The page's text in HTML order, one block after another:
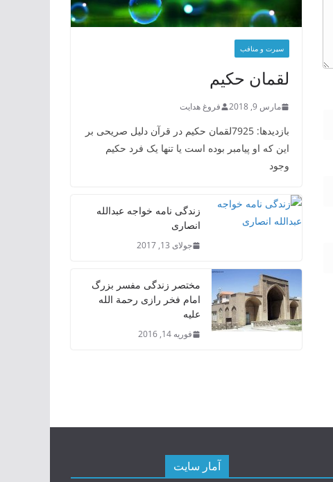
سیرت و منافب
لقمان حکیم
مارس 9, 2018 فروغ هدایت
بازدیدها: 7925لقمان حکیم در قرآن دلیل صریحی بر
این که او پیامبر بوده است یا تنها یک فرد حکیم
وجود
زندگی نامه خواجه عبدالله
انصاری
جولای 13, 2017
مختصر زندگی مفسر بزرگ
امام فخر رازی رحمة الله
علیه
فوریه 14, 2016
آمار سایت